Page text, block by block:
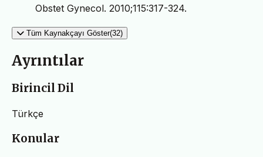
Obstet Gynecol. 2010;115:317-324.
Tüm Kaynakçayı Göster(32)
Ayrıntılar
Birincil Dil
Türkçe
Konular